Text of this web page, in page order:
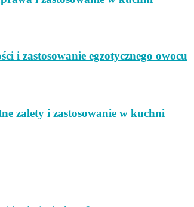
i zastosowanie egzotycznego owocu
zalety i zastosowanie w kuchni